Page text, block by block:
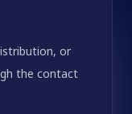
or
the contact